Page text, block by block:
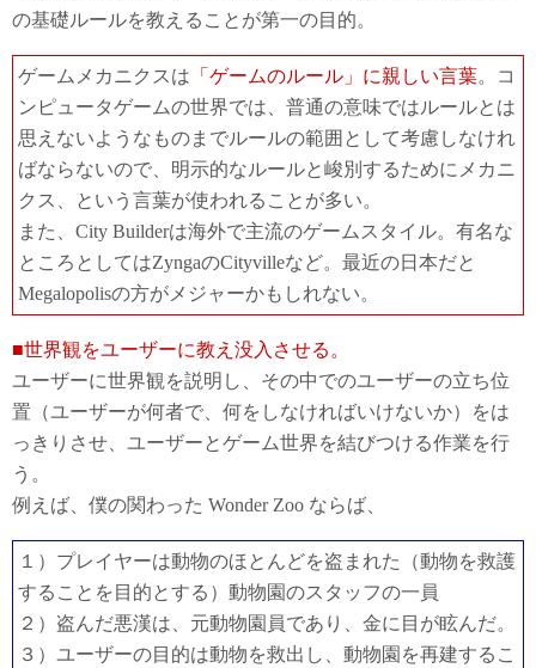
の基礎ルールを教えることが第一の目的。
ゲームメカニクスは 「ゲームのルール」に親しい言葉。コ
ンピュータゲームの世界では、普通の意味ではルールとは
思えないようなものまでルールの範囲として考慮しなけれ
ばならないので、明示的なルールと峻別するためにメカニ
クス、という言葉が使われることが多い。
また、City Builderは海外で主流のゲームスタイル。有名な
ところとしてはZyngaのCityvilleなど。最近の日本だと
Megalopolisの方がメジャーかもしれない。
■世界観をユーザーに教え没入させる。
ユーザーに世界観を説明し、その中でのユーザーの立ち位
置（ユーザーが何者で、何をしなければいけないか）をは
っきりさせ、ユーザーとゲーム世界を結びつける作業を行
う。
例えば、僕の関わった Wonder Zoo ならば、
１）プレイヤーは動物のほとんどを盗まれた（動物を救護
することを目的とする）動物園のスタッフの一員
２）盗んだ悪漢は、元動物園員であり、金に目が眩んだ。
３）ユーザーの目的は動物を救出し、動物園を再建するこ